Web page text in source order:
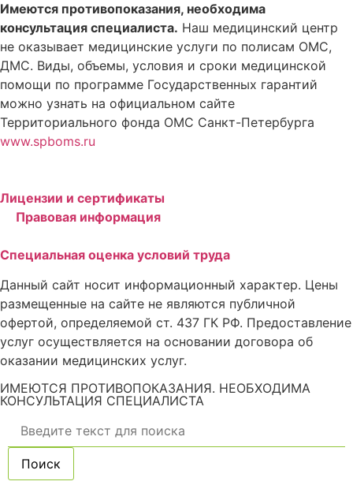
Имеются противопоказания, необходима
консультация специалиста. Наш медицинский центр
не оказывает медицинские услуги по полисам ОМС,
ДМС. Виды, объемы, условия и сроки медицинской
помощи по программе Государственных гарантий
можно узнать на официальном сайте
Территориального фонда ОМС Санкт-Петербурга
www.spboms.ru
Лицензии и сертификаты
Правовая информация
Специальная оценка условий труда
Данный сайт носит информационный характер. Цены
размещенные на сайте не являются публичной
офертой, определяемой ст. 437 ГК РФ. Предоставление
услуг осуществляется на основании договора об
оказании медицинских услуг.
ИМЕЮТСЯ ПРОТИВОПОКАЗАНИЯ. НЕОБХОДИМА
КОНСУЛЬТАЦИЯ СПЕЦИАЛИСТА